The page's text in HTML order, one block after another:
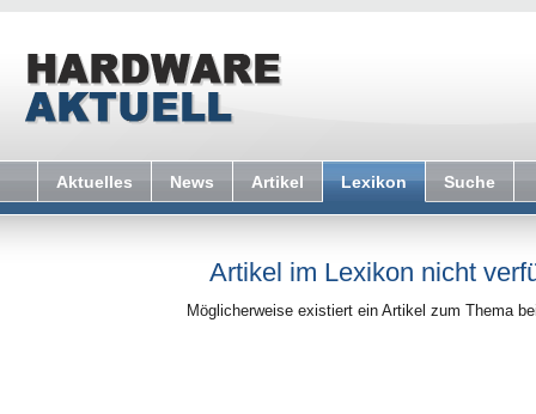
Aktuelles News Artikel Lexikon Suche
Artikel im Lexikon nicht
Möglicherweise existiert ein Artikel zum Thema